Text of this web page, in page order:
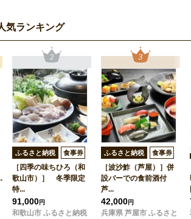
気ランキング
ふるさと納税 食事券
［四季の味ちひろ（和
歌山市）］ 冬季限定
特...
91,000円
和歌山市 ふるさと納税
ふるさと納税 食事券
［波沙鮓（芦屋）］併
設バーでの食前酒付
芦...
42,000円
兵庫県 芦屋市 ふるさと